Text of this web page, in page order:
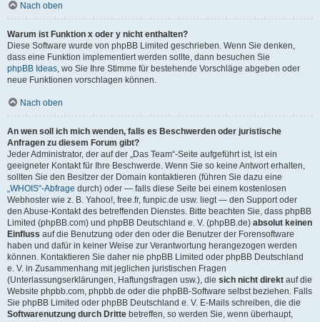
Nach oben
Warum ist Funktion x oder y nicht enthalten?
Diese Software wurde von phpBB Limited geschrieben. Wenn Sie denken,
dass eine Funktion implementiert werden sollte, dann besuchen Sie
phpBB Ideas, wo Sie Ihre Stimme für bestehende Vorschläge abgeben oder
neue Funktionen vorschlagen können.
Nach oben
An wen soll ich mich wenden, falls es Beschwerden oder juristische
Anfragen zu diesem Forum gibt?
Jeder Administrator, der auf der „Das Team“-Seite aufgeführt ist, ist ein
geeigneter Kontakt für Ihre Beschwerde. Wenn Sie so keine Antwort erhalten,
sollten Sie den Besitzer der Domain kontaktieren (führen Sie dazu eine
„WHOIS“-Abfrage durch) oder — falls diese Seite bei einem kostenlosen
Webhoster wie z. B. Yahoo!, free.fr, funpic.de usw. liegt — den Support oder
den Abuse-Kontakt des betreffenden Dienstes. Bitte beachten Sie, dass phpBB
Limited (phpBB.com) und phpBB Deutschland e. V. (phpBB.de) absolut keinen
Einfluss auf die Benutzung oder den oder die Benutzer der Forensoftware
haben und dafür in keiner Weise zur Verantwortung herangezogen werden
können. Kontaktieren Sie daher nie phpBB Limited oder phpBB Deutschland
e. V. in Zusammenhang mit jeglichen juristischen Fragen
(Unterlassungserklärungen, Haftungsfragen usw.), die sich nicht direkt auf die
Website phpbb.com, phpbb.de oder die phpBB-Software selbst beziehen. Falls
Sie phpBB Limited oder phpBB Deutschland e. V. E-Mails schreiben, die die
Softwarenutzung durch Dritte betreffen, so werden Sie, wenn überhaupt,